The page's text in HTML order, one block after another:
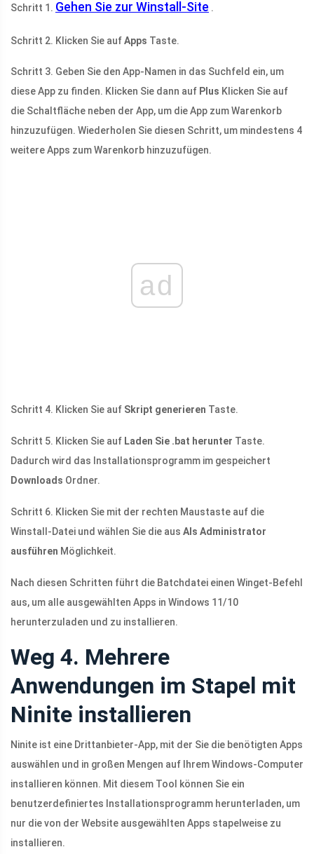
Schritt 1. Gehen Sie zur Winstall-Site .
Schritt 2. Klicken Sie aufApps Taste.
Schritt 3. Geben Sie den App-Namen in das Suchfeld ein, um
diese App zu finden. Klicken Sie dann auf Plus Klicken Sie auf
die Schaltfläche neben der App, um die App zum Warenkorb
hinzuzufügen. Wiederholen Sie diesen Schritt, um mindestens 4
weitere Apps zum Warenkorb hinzuzufügen.
ad
Schritt 4. Klicken Sie auf Skript generieren Taste.
Schritt 5. Klicken Sie auf Laden Sie .bat herunter Taste.
Dadurch wird das Installationsprogramm im gespeichert
Downloads Ordner.
Schritt 6. Klicken Sie mit der rechten Maustaste auf die
Winstall-Datei und wählen Sie die aus Als Administrator
ausführen Möglichkeit.
Nach diesen Schritten führt die Batchdatei einen Winget-Befehl
aus, um alle ausgewählten Apps in Windows 11/10
herunterzuladen und zu installieren.
Weg 4. Mehrere
Anwendungen im Stapel mit
Ninite installieren
Ninite ist eine Drittanbieter-App, mit der Sie die benötigten Apps
auswählen und in großen Mengen auf Ihrem Windows-Computer
installieren können. Mit diesem Tool können Sie ein
benutzerdefiniertes Installationsprogramm herunterladen, um
nur die von der Website ausgewählten Apps stapelweise zu
installieren.